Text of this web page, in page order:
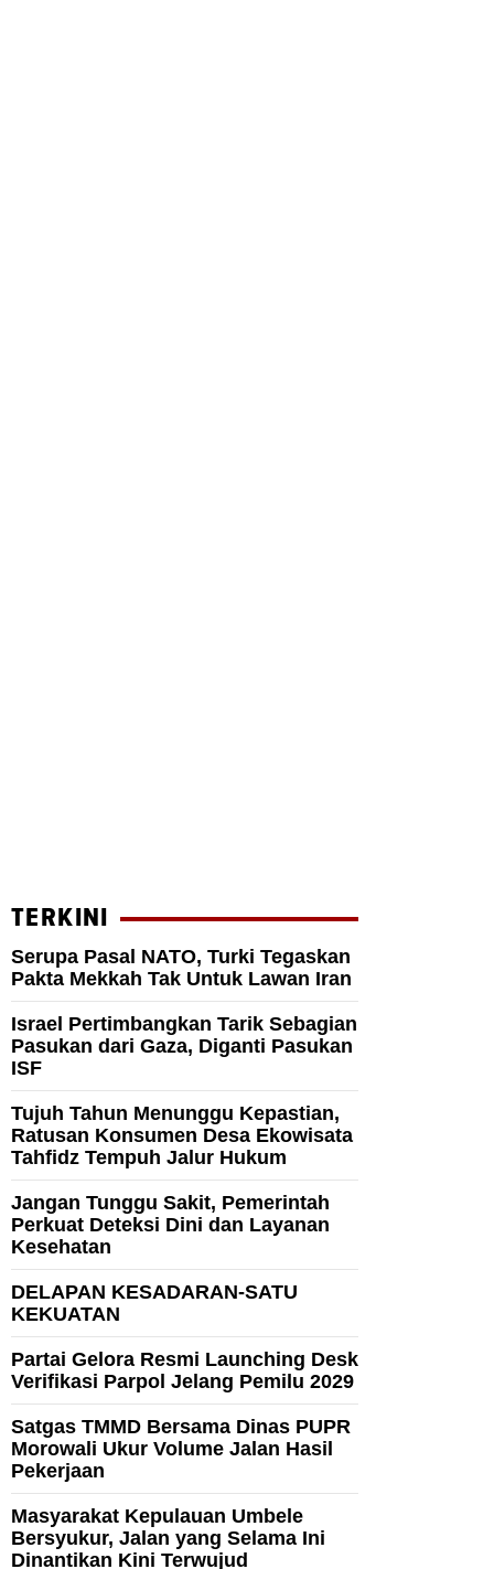
TERKINI
Serupa Pasal NATO, Turki Tegaskan
Pakta Mekkah Tak Untuk Lawan Iran
Israel Pertimbangkan Tarik Sebagian
Pasukan dari Gaza, Diganti Pasukan
ISF
Tujuh Tahun Menunggu Kepastian,
Ratusan Konsumen Desa Ekowisata
Tahfidz Tempuh Jalur Hukum
Jangan Tunggu Sakit, Pemerintah
Perkuat Deteksi Dini dan Layanan
Kesehatan
DELAPAN KESADARAN-SATU
KEKUATAN
Partai Gelora Resmi Launching Desk
Verifikasi Parpol Jelang Pemilu 2029
Satgas TMMD Bersama Dinas PUPR
Morowali Ukur Volume Jalan Hasil
Pekerjaan
Masyarakat Kepulauan Umbele
Bersyukur, Jalan yang Selama Ini
Dinantikan Kini Terwujud